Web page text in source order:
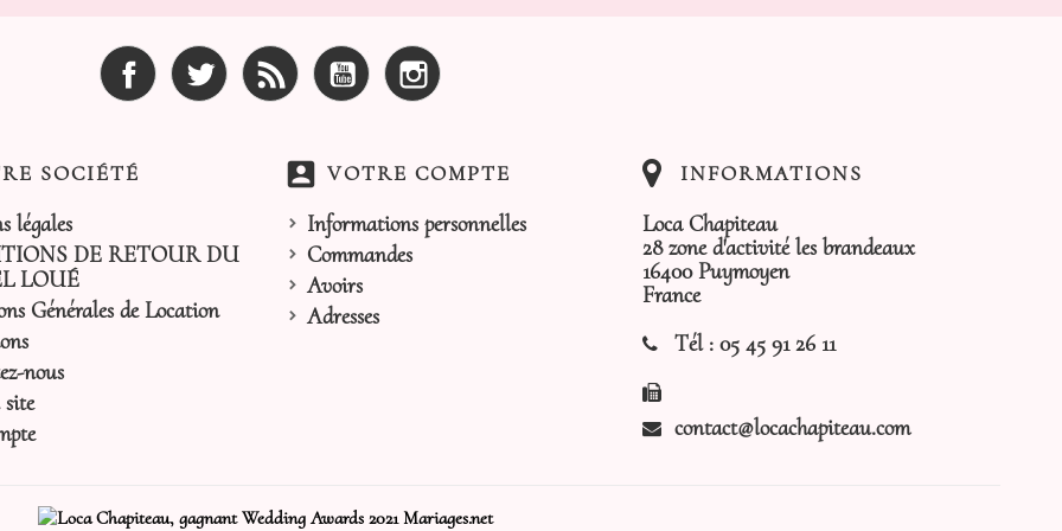
Facebook Twitter Rss YouTube
SOCIÉTÉ
légales
DE RETOUR DU
LOUÉ
Générales de Location
nous
account_box VOTRE COMPTE
Informations personnelles
Commandes
Avoirs
Adresses
INFORMATIONS
Loca Chapiteau
28 zone d'activité les brandeaux
16400 Puymoyen
France
Tél : 05 45 91 26 11
contact@locachapiteau.com